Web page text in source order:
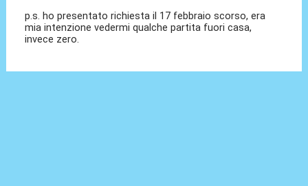
p.s. ho presentato richiesta il 17 febbraio scorso, era
mia intenzione vedermi qualche partita fuori casa,
invece zero.